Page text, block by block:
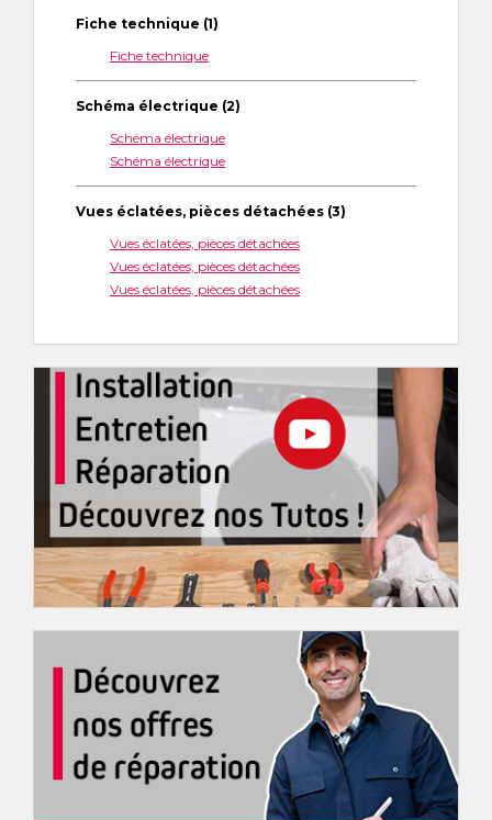
Fiche technique (1)
Fiche technique
Schéma électrique (2)
Schéma électrique
Schéma électrique
Vues éclatées, pièces détachées (3)
Vues éclatées, pièces détachées
Vues éclatées, pièces détachées
Vues éclatées, pièces détachées